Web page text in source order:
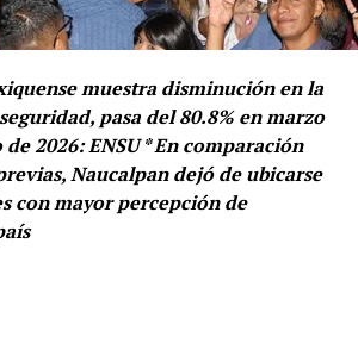
para quienes diariamente
muestra disminución en la
pasa del 80.8% en marzo
2026: ENSU * En comparación
Naucalpan dejó de ubicarse
con mayor percepción de